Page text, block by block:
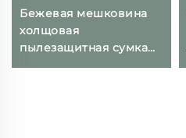
Бежевая мешковина
холщовая
пылезащитная сумка